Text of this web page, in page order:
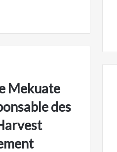
Mekuate
des